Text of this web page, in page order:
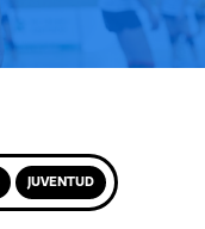
JUVENTUD